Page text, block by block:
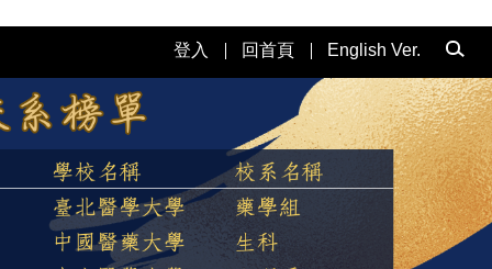
登入 回首頁 English Ver.